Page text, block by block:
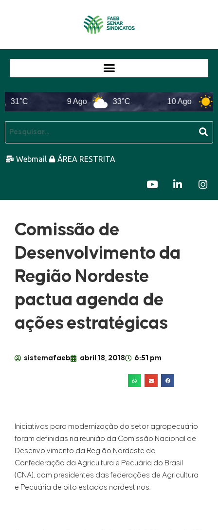
31°C 9 Ago 33°C 10 Ago
Webmail ÁREA RESTRITA
Comissão de
Desenvolvimento da
Região Nordeste
pactua agenda de
ações estratégicas
sistemafaeb abril 18, 2018 6:51 pm
Iniciativas para modernização do setor agropecuário
foram definidas na reunião da Comissão Nacional de
Desenvolvimento da Região Nordeste da
Confederação da Agricultura e Pecuária do Brasil
(CNA), com presidentes das federações de Agricultura
e Pecuária de oito estados nordestinos.